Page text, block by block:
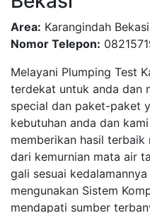
Area: Karangindah Bekasi
Nomor Telepon:
Melayani Plumping Test
terdekat untuk anda dan
special dan paket-paket
kebutuhan anda dan
memberikan hasil
dari kemurnian mata air
gali sesuai
mengunakan Sistem
mendapati sumber